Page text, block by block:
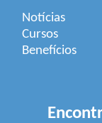
Notícias
Cursos
Benefícios